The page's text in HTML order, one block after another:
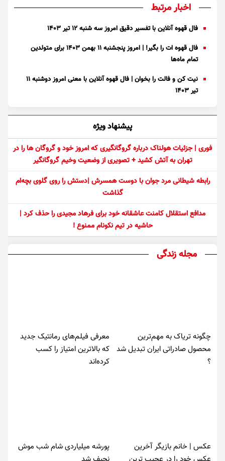
اخبار مرتبط
فال قهوه آنلاین با تفسیر دقیق امروز سه شنبه ۱۲ تیر ۱۴۰۳
فال قهوه ات را بگیر! | امروز پنجشنبه ۱۱ بهمن ۱۴۰۳ برای متولدین
تمام ماه‌ها
نیت کن و فالت را بخوان | فال قهوه آنلاین با معنی امروز دوشنبه ۱۱
تیر ۱۴۰۳
پیشنهاد ویژه
فوری | جزئیات هولناک درباره گروگانگیری که امروز خود و گروگان ها را در
تهران به آتش کشید + تصویری از وضعیت وخیم گروگانگیر
رابطه شیطانی مرد جوان با دوست همسرش |دستش را روی گلوی بچه‌ام
گذاشت
مدافع استقلال کامنت عاشقانه خود برای فرهاد مجیدی را حذف کرد |
حاشیه در تیم نکونام ممنوع !
مجله زندگی
چگونه تریاک به مهم‌ترین
محصول صادراتی ایران تبدیل شد
؟
معرفی فیلم‌های رمانتیک جدید
که بالاترین امتیاز را کسب
کرده‌اند
عکس | خانم بازیگر آخرین
پورشه میلیاردی شام شب موش‌